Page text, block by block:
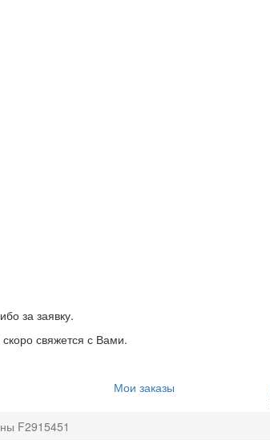
за заявку.
свяжется с Вами.
Мои заказы
F2915451